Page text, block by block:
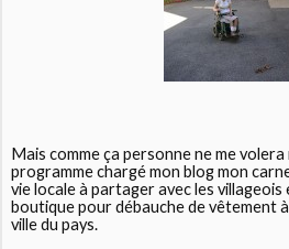
Mais comme ça personne ne me
programme chargé mon blog mon
vie locale à partager avec les
boutique pour débauche de vêtement
ville du pays.